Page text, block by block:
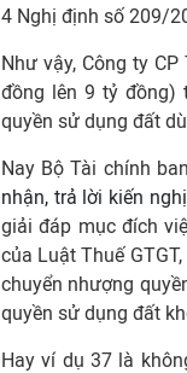
4 Nghị định số 209/
Như vậy, Công ty
đồng lên 9 tỷ đồng)
quyền sử dụng đất
Nay Bộ Tài chính
nhận, trả lời kiến
giải đáp mục đích
của Luật Thuế
chuyển nhượng
quyền sử dụng đất
Hay ví dụ 37 là